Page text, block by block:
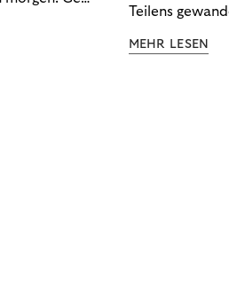
Teilens
wird, hat sich
MEHR LESEN